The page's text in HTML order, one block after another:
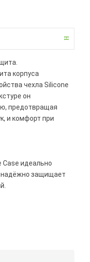
корпуса
чехла Silicone
он
предотвращая
и комфорт при
Case идеально
надёжно защищает